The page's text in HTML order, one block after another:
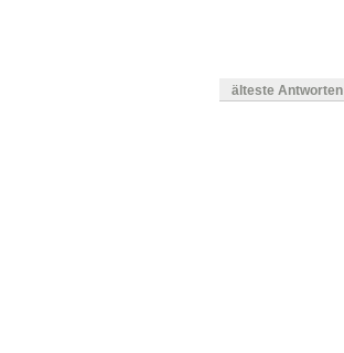
älteste Antworten